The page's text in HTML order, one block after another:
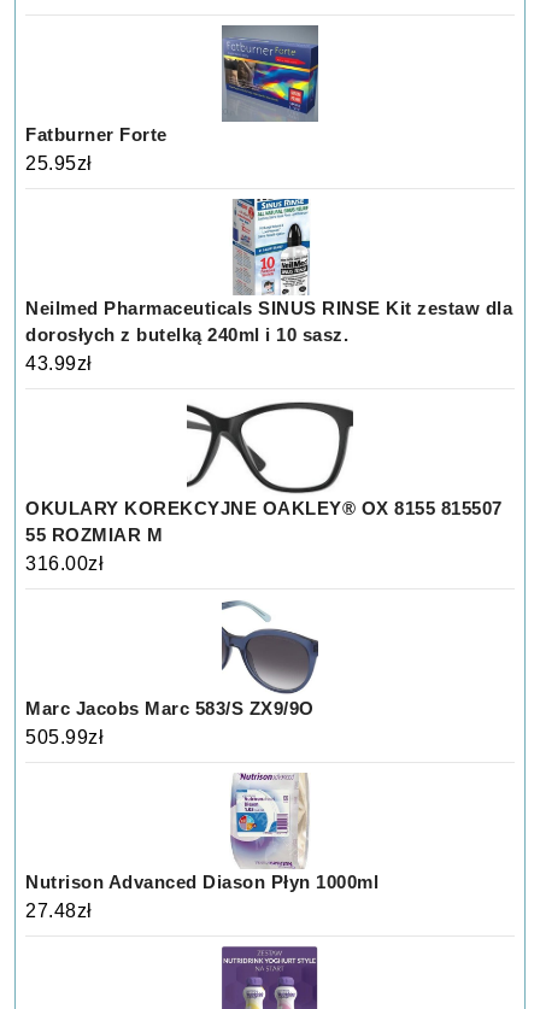
Fatburner Forte
25.95zł
Neilmed Pharmaceuticals SINUS RINSE Kit zestaw dla
dorosłych z butelką 240ml i 10 sasz.
43.99zł
OKULARY KOREKCYJNE OAKLEY® OX 8155 815507
55 ROZMIAR M
316.00zł
Marc Jacobs Marc 583/S ZX9/9O
505.99zł
Nutrison Advanced Diason Płyn 1000ml
27.48zł